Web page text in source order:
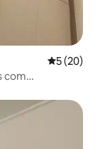
5 (20)
com
para
longas